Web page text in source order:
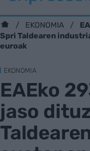
EKONOMIA
Spri Taldearen
euroak
EKONOMIA
EAEko
jaso